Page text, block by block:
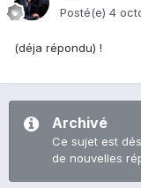
Posté(e) 4
(déja répondu) !
Archivé
Ce sujet est
de nouvelles